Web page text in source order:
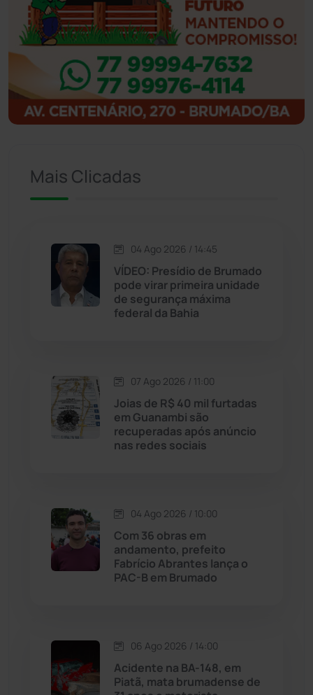
Ibipitanga (116)
Igaporã
Iuiu
Jequié
Jussiape (98)
Licínio de Almeida (118)
Livramento de Nossa... (1338)
Maetinga
Malhada
Mortugaba
Mais Clicadas
04 Ago 2026 / 14:45
VÍDEO: Presídio de Brumado
pode virar primeira unidade
de segurança máxima
federal da Bahia
07 Ago 2026 / 11:00
Joias de R$ 40 mil furtadas
em Guanambi são
recuperadas após anúncio
nas redes sociais
04 Ago 2026 / 10:00
Com 36 obras em
andamento, prefeito
Fabrício Abrantes lança o
PAC-B em Brumado
06 Ago 2026 / 14:00
Acidente na BA-148, em
Piatã, mata brumadense de